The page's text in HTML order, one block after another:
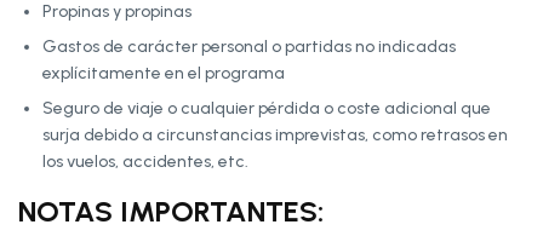
Propinas y propinas
Gastos de carácter personal o partidas no indicadas
explícitamente en el programa
Seguro de viaje o cualquier pérdida o coste adicional que
surja debido a circunstancias imprevistas, como retrasos en
los vuelos, accidentes, etc.
NOTAS IMPORTANTES: